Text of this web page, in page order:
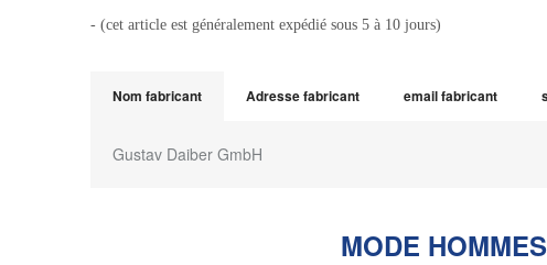
- (cet article est généralement expédié sous 5 à 10 jours)
Nom fabricant Adresse fabricant email fabricant
Gustav Daiber GmbH
MODE